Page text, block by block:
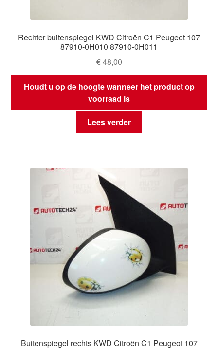
Rechter buitenspiegel KWD Citroën C1 Peugeot 107
87910-0H010 87910-0H011
€48,00
Houdt u op de hoogte wanneer het product op
voorraad is
Lees verder
Buitenspiegel rechts KWD Citroën C1 Peugeot 107